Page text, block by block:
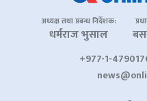
अध्यक्ष तथा प्रबन्ध निर्देशक:
धर्मराज भुसाल
+977-1-